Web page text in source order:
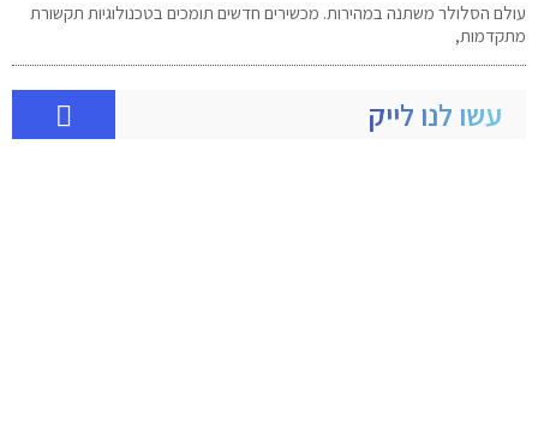
עולם הסלולר משתנה במהירות. מכשירים חדשים תומכים בטכנולוגיות תקשורת
מתקדמות,
עשו לנו לייק